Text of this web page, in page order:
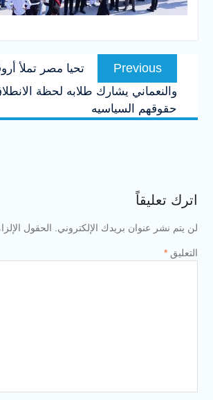
تصفّح
المقالاتPrevious
Previous
post:
تحيا مصر تملأ
والنعماني يشارك طلابه لحظة
حقوقهم السياسيه
اترك تعليقاً
لن يتم نشر عنوان بريدك الإلكتروني. الحقول
التعليق *